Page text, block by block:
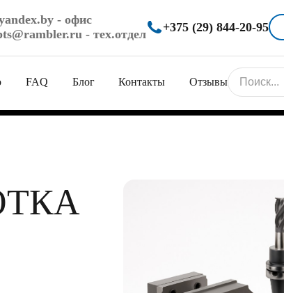
- офис
- тех.отдел
+375 (29) 844-20-95
FAQ Блог Контакты Отзывы